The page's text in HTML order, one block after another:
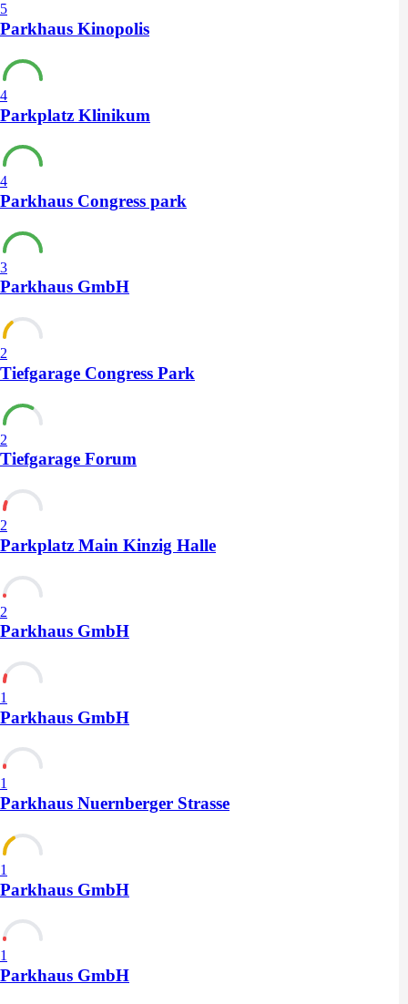
5
Parkhaus Kinopolis
4
Parkplatz Klinikum
4
Parkhaus Congress park
3
Parkhaus GmbH
2
Tiefgarage Congress Park
2
Tiefgarage Forum
2
Parkplatz Main Kinzig Halle
2
Parkhaus GmbH
1
Parkhaus GmbH
1
Parkhaus Nuernberger Strasse
1
Parkhaus GmbH
1
Parkhaus GmbH